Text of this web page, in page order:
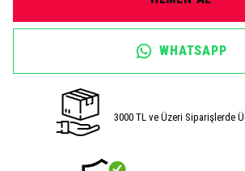
WHATSAPP
3000 TL ve Üzeri Siparişlerde